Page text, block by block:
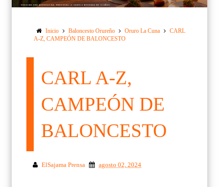
Inicio Baloncesto Orureño Oruro La Cuna
CARL
A-Z, CAMPEÓN DE BALONCESTO
CARL A-Z,
CAMPEÓN DE
BALONCESTO
ElSajama Prensa agosto 02, 2024